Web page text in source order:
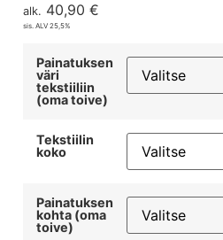
alk. 40,90 €
sis. ALV 25,5%
Painatuksen
väri
tekstiiliin
(oma toive)
Tekstiilin
koko
Painatuksen
kohta (oma
toive)